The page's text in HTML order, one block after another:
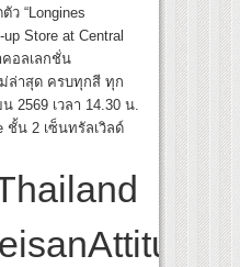
ว “Longines
Store at Central
อลเลกชั่น
ม่ล่าสุด ครบทุกสี ทุก
2569 เวลา 14.30 น.
ชั้น 2 เซ็นทรัลเวิลด์